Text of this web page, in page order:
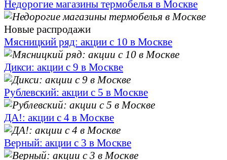
Недорогие магазины термобелья в Москве
Новые распродажи
Мясницкий ряд: акции с 10 в Москве
Дикси: акции с 9 в Москве
Рублевский: акции с 5 в Москве
ДА!: акции с 4 в Москве
Верный: акции с 3 в Москве